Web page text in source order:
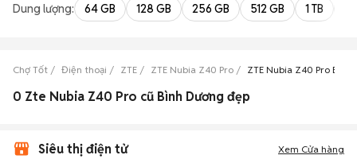
Dung lượng: 64 GB 128 GB 256 GB 512 GB 1 TB
Chợ Tốt Điện thoại ZTE ZTE Nubia Z40 Pro ZTE Nubia Z40 Pro Bình
0 Zte Nubia Z40 Pro cũ Bình Dương đẹp
Siêu thị điện tử Xem Cửa hàng